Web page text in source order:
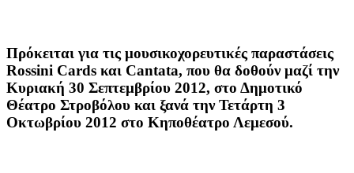
Πρόκειται για τις μουσικοχορευτικές παραστάσεις
Rossini Cards και Cantata, που θα δοθούν μαζί την
Κυριακή 30 Σεπτεμβρίου 2012, στο Δημοτικό
Θέατρο Στροβόλου και ξανά τηνΤετάρτη 3
Οκτωβρίου 2012 στο Κηποθέατρο Λεμεσού.